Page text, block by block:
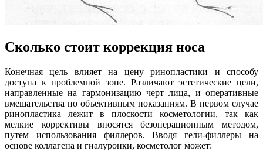
Сколько стоит коррекция носа
Конечная цель влияет на цену ринопластики и способу
доступа к проблемной зоне. Различают эстетические цели,
направленные на гармонизацию черт лица, и оперативные
вмешательства по объективным показаниям. В первом случае
ринопластика лежит в плоскости косметологии, так как
мелкие коррективы вносятся безоперационным методом,
путем использования филлеров. Вводя гели-филлеры на
основе коллагена и гиалуронки, косметолог может: